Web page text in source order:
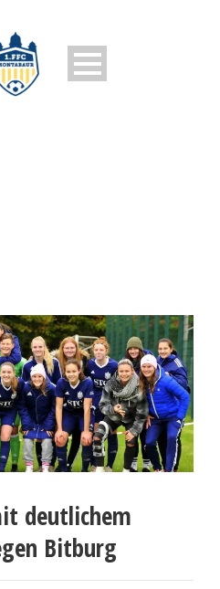
deutlichem
Bitburg